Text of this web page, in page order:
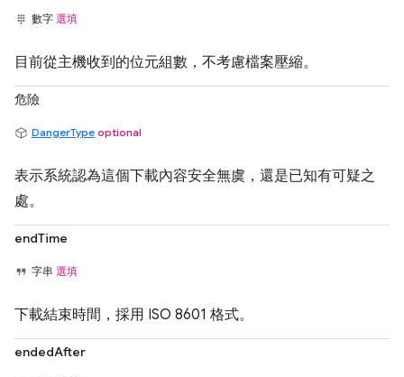
數字 選填
目前從主機收到的位元組數，不考慮檔案壓縮。
危險
DangerType optional
表示系統認為這個下載內容安全無虞，還是已知有可疑之
處。
endTime
字串 選填
下載結束時間，採用 ISO 8601 格式。
endedAfter